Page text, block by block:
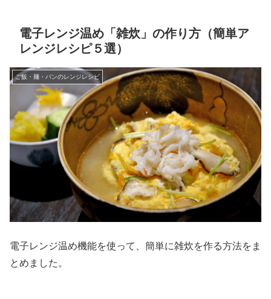
電子レンジ温め「雑炊」の作り方（簡単ア
レンジレシピ５選）
ご飯・麺・パンのレンジレシピ
電子レンジ温め機能を使って、簡単に雑炊を作る方法をま
とめました。